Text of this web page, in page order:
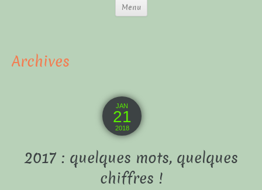
Menu
Archives
JAN
21
2018
2017 : quelques mots, quelques
chiffres !